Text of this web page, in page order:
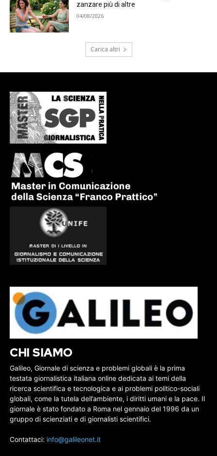
zanzare più di altre
04/08/2026
Carica altri
CHI SIAMO
Galileo, Giornale di scienza e problemi globali è la prima
testata giornalistica italiana online dedicata ai temi della
ricerca scientifica e tecnologica e ai problemi politico-sociali
globali, come la tutela dell’ambiente, i diritti umani e la pace. Il
giornale è stato fondato a Roma nel gennaio del 1996 da un
gruppo di scienziati e di giornalisti scientifici.
Contattaci: info@galileonet.it